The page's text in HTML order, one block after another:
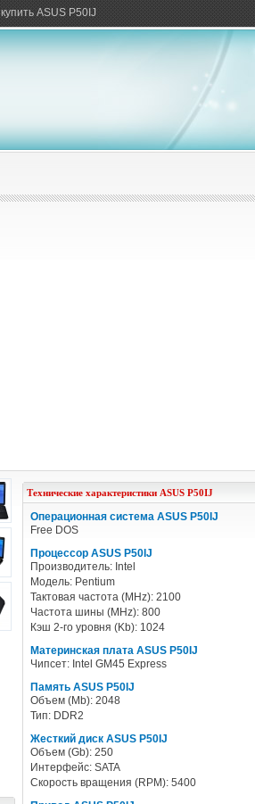
купить ASUS P50IJ
Технические характеристики ASUS P50IJ
Операционная система ASUS P50IJ
Free DOS
Процессор ASUS P50IJ
Производитель: Intel
Модель: Pentium
Тактовая частота (MHz): 2100
Частота шины (MHz): 800
Кэш 2-го уровня (Kb): 1024
Материнская плата ASUS P50IJ
Чипсет: Intel GM45 Express
Память ASUS P50IJ
Объем (Mb): 2048
Тип: DDR2
Жесткий диск ASUS P50IJ
Объем (Gb): 250
Интерфейс: SATA
Скорость вращения (RPM): 5400